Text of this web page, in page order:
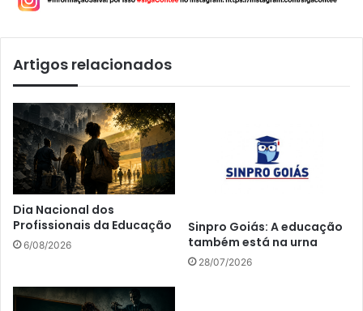
Artigos relacionados
Dia Nacional dos
Profissionais da Educação
6/08/2026
Sinpro Goiás: A educação
também está na urna
28/07/2026